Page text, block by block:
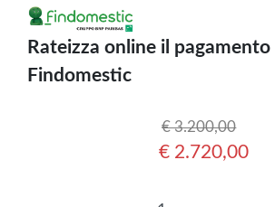
Rateizza online il pagamento
Findomestic
€ 3.200,00
€ 2.720,00